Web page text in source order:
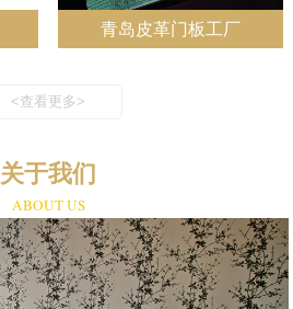
青岛皮革门板工厂
<查看更多>
关于我们
ABOUT US